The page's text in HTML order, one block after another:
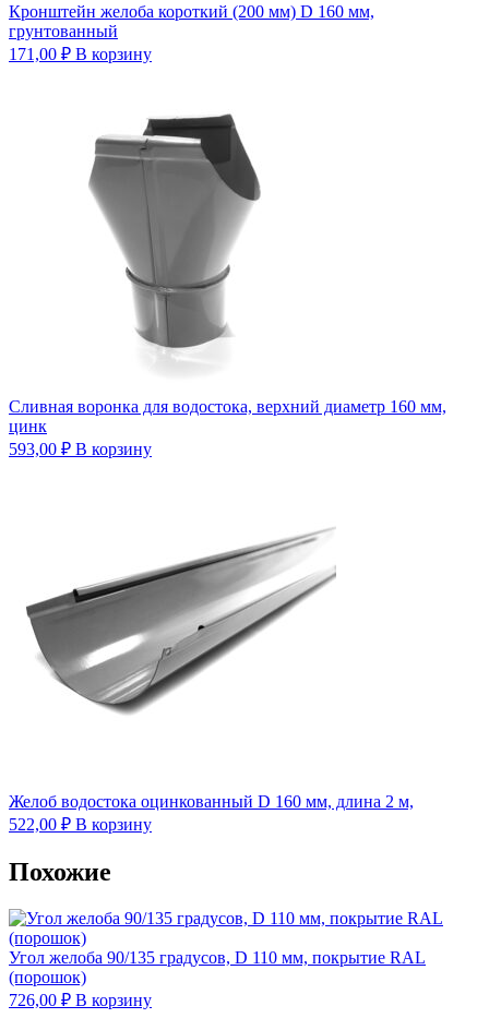
Кронштейн желоба короткий (200 мм) D 160 мм,
грунтованный
171,00 ₽ В корзину
Сливная воронка для водостока, верхний диаметр 160 мм,
цинк
593,00 ₽ В корзину
Желоб водостока оцинкованный D 160 мм, длина 2 м,
522,00 ₽ В корзину
Похожие
Угол желоба 90/135 градусов, D 110 мм, покрытие RAL
(порошок)
726,00 ₽ В корзину